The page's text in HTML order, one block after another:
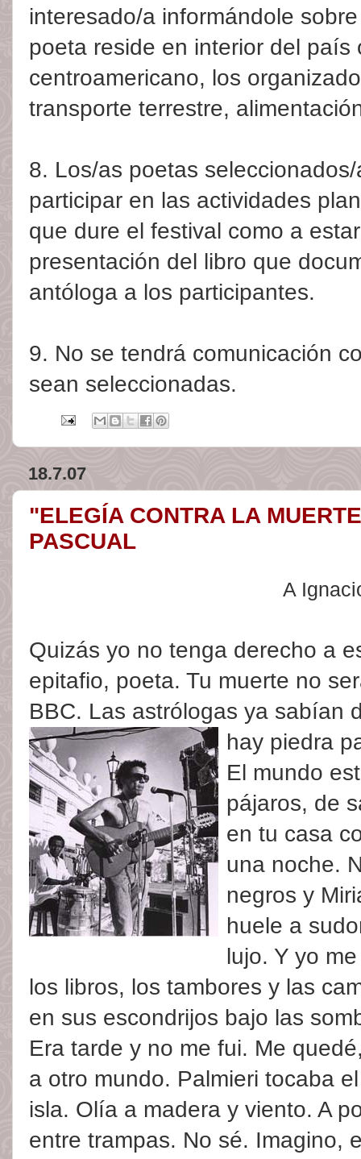
interesado/a informándole
poeta reside en interior del país
centroamericano, los
transporte terrestre,
8. Los/as poetas
participar en las actividades
que dure el festival como a
presentación del libro que
antóloga a los participantes.
9. No se tendrá comunicación
sean seleccionadas.
18.7.07
"ELEGÍA CONTRA LA
PASCUAL
A
Quizás yo no tenga derecho a
epitafio, poeta. Tu muerte no
BBC. Las astrólogas ya sabían
hay piedra
El mundo
pájaros, de
en tu casa
una noche.
negros y
huele a
lujo. Y yo
los libros, los tambores y las
en sus escondrijos bajo las
Era tarde y no me fui. Me
a otro mundo. Palmieri tocaba
isla. Olía a madera y viento. A
entre trampas. No sé. Imagino,